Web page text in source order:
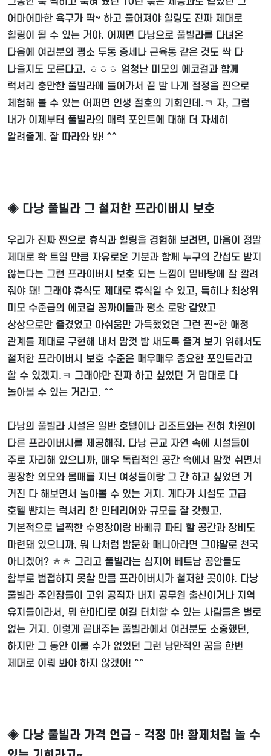
어마어마한 욕구가 팍~ 하고 풀어져야 힐링도 진짜 제대로
힐링이 될 수 있는 거야. 어쩌면 다낭으로 풀빌라를 다녀온
다음에 여러분의 평소 두통 증세나 근육통 같은 것도 싹 다
나을지도 모른다고. ㅎㅎㅎ 엄청난 미모의 에코걸과 함께
럭셔리 충만한 풀빌라에 들어가서 끝 발 나게 절정을 찐으로
체험해 볼 수 있는 어쩌면 인생 절호의 기회인데.ㅋ 자, 그럼
내가 이제부터 풀빌라의 매력 포인트에 대해 더 자세히
알려줄게, 잘 따라와 봐! ^^
◈ 다낭 풀빌라 그 철저한 프라이버시 보호
우리가 진짜 찐으로 휴식과 힐링을 경험해 보려면, 마음이 정말
제대로 확 트일 만큼 자유로운 기분과 함께 누구의 간섭도 받지
않는다는 그런 프라이버시 보호 되는 느낌이 밑바탕에 잘 깔려
줘야 돼! 그래야 휴식도 제대로 휴식일 수 있고, 특히나 최상위
미모 수준급의 에코걸 꽁까이들과 평소 로망 같았고
상상으로만 즐겼었고 아쉬움만 가득했었던 그런 찐~한 애정
관계를 제대로 구현해 내서 맘껏 밤 새도록 즐겨 보기 위해서도
철저한 프라이버시 보호 수준은 매우매우 중요한 포인트라고
할 수 있겠지.ㅋ 그래야만 진짜 하고 싶었던 거 맘대로 다
놀아볼 수 있는 거라고. ^^
다낭의 풀빌라 시설은 일반 호텔이나 리조트와는 전혀 차원이
다른 프라이버시를 제공해줘. 다낭 근교 자연 속에 시설들이
주로 자리해 있으니까, 매우 독립적인 공간 속에서 맘껏 쉬면서
굉장한 외모와 몸매를 지닌 여성들이랑 그 간 하고 싶었던 거
거진 다 해보면서 놀아볼 수 있는 거지. 게다가 시설도 고급
호텔 뺨치는 럭셔리 한 인테리어와 규모를 잘 갖췄고,
기본적으로 널찍한 수영장이랑 바베큐 파티 할 공간과 장비도
마련돼 있으니까, 뭐 나처럼 밤문화 매니아라면 그야말로 천국
아니겠어? ㅎㅎ 그리고 풀빌라는 심지어 베트남 공안들도
함부로 범접하지 못할 만큼 프라이버시가 철저한 곳이야. 다낭
풀빌라 주인장들이 고위 공직자 내지 공무원 출신이거나 지역
유지들이라서, 뭐 한마디로 여길 터치할 수 있는 사람들은 별로
없는 거지. 이렇게 끝내주는 풀빌라에서 여러분도 소중했던,
하지만 그 동안 이룰 수가 없었던 그런 낭만적인 꿈을 한번
제대로 이뤄 봐야 하지 않겠어! ^^
◈ 다낭 풀빌라 가격 언급 - 걱정 마! 황제처럼 놀 수